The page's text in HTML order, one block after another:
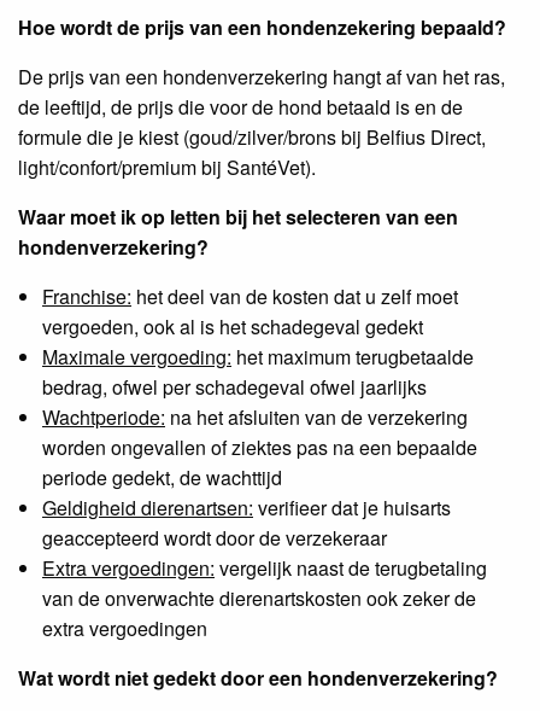
Hoe wordt de prijs van een hondenzekering bepaald?
De prijs van een hondenverzekering hangt af van het ras,
de leeftijd, de prijs die voor de hond betaald is en de
formule die je kiest (goud/zilver/brons bij Belfius Direct,
light/confort/premium bij SantéVet).
Waar moet ik op letten bij het selecteren van een
hondenverzekering?
Franchise: het deel van de kosten dat u zelf moet
vergoeden, ook al is het schadegeval gedekt
Maximale vergoeding: het maximum terugbetaalde
bedrag, ofwel per schadegeval ofwel jaarlijks
Wachtperiode: na het afsluiten van de verzekering
worden ongevallen of ziektes pas na een bepaalde
periode gedekt, de wachttijd
Geldigheid dierenartsen: verifieer dat je huisarts
geaccepteerd wordt door de verzekeraar
Extra vergoedingen: vergelijk naast de terugbetaling
van de onverwachte dierenartskosten ook zeker de
extra vergoedingen
Wat wordt niet gedekt door een hondenverzekering?